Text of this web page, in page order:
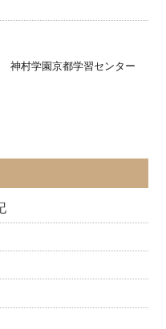
村学園京都学習センター